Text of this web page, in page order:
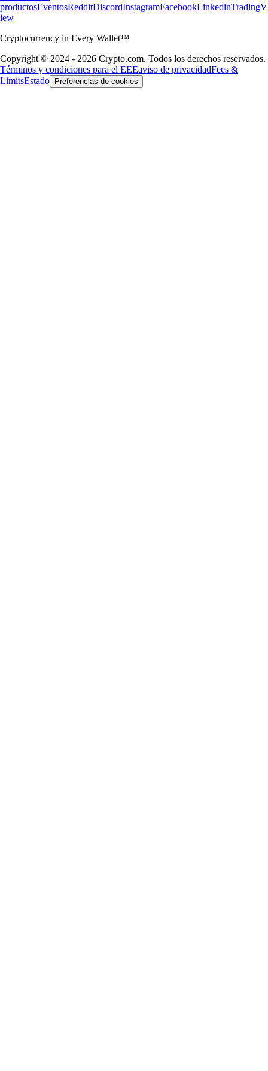
productosEventosRedditDiscordInstagramFacebookLinkedinTradingV
iew
Cryptocurrency in Every Wallet™
Copyright © 2024 - 2026 Crypto.com. Todos los derechos reservados.
Términos y condiciones para el EEEaviso de privacidadFees &
LimitsEstado Preferencias de cookies